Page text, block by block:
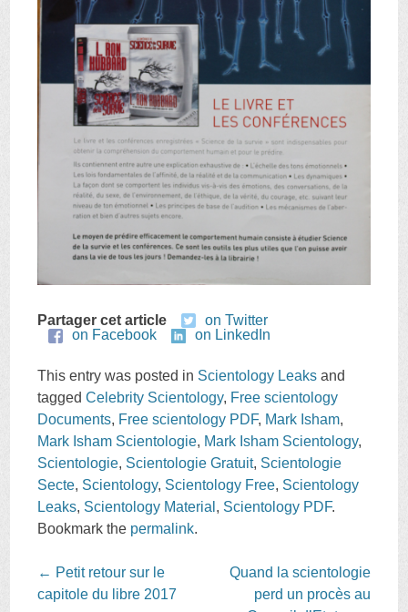
Partager cet article
on Twitter
on Facebook
on LinkedIn
This entry was posted in Scientology Leaks and
taggedCelebrity Scientology, Free scientology
Documents, Free scientology PDF, Mark Isham,
Mark Isham Scientologie, Mark Isham Scientology,
Scientologie, Scientologie Gratuit, Scientologie
Secte, Scientology, Scientology Free, Scientology
Leaks, Scientology Material , Scientology PDF.
Bookmark the permalink.
Post
navigation
← Petit retour sur le
capitole du libre 2017
Quand la scientologie
perd un procès au